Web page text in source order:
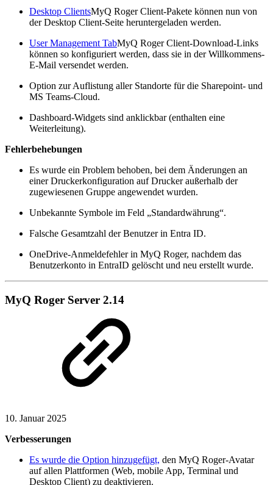
Desktop ClientsMyQ Roger Client-Pakete können nun von
der Desktop Client-Seite heruntergeladen werden.
User Management TabMyQ Roger Client-Download-Links
können so konfiguriert werden, dass sie in der Willkommens-
E-Mail versendet werden.
Option zur Auflistung aller Standorte für die Sharepoint- und
MS Teams-Cloud.
Dashboard-Widgets sind anklickbar (enthalten eine
Weiterleitung).
Fehlerbehebungen
Es wurde ein Problem behoben, bei dem Änderungen an
einer Druckerkonfiguration auf Drucker außerhalb der
zugewiesenen Gruppe angewendet wurden.
Unbekannte Symbole im Feld „Standardwährung“.
Falsche Gesamtzahl der Benutzer in Entra ID.
OneDrive-Anmeldefehler in MyQ Roger, nachdem das
Benutzerkonto in EntraID gelöscht und neu erstellt wurde.
MyQ Roger Server 2.14
10. Januar 2025
Verbesserungen
Es wurde die Option hinzugefügt, den MyQ Roger-Avatar
auf allen Plattformen (Web, mobile App, Terminal und
Desktop Client) zu deaktivieren.